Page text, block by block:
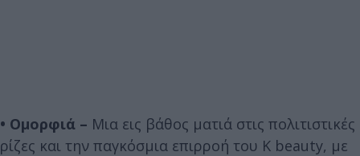
• Ομορφιά – Μια εις βάθος ματιά στις πολιτιστικές
ρίζες και την παγκόσμια επιρροή του K beauty, με